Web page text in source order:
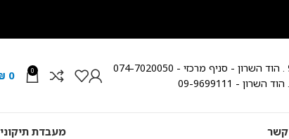
. הוד השרון - סניף מרכזי - 074-7020050
. הוד השרון - 09-9699111
0
0
קשר מעבדת